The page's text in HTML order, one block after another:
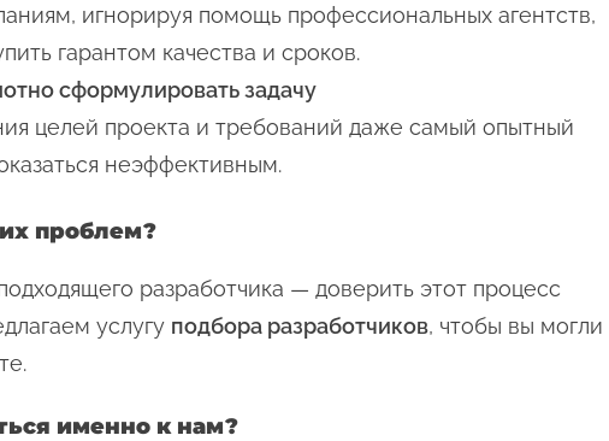
игнорируя помощь профессиональных агентств,
гарантом качества и сроков.
сформулировать задачу
целей проекта и требований даже самый опытный
неэффективным.
проблем?
разработчика — доверить этот процесс
услугу подбора разработчиков, чтобы вы могли
именно к нам?